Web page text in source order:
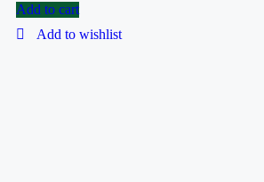
Add to cart
Add to wishlist